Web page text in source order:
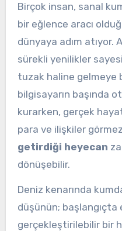
Birçok insan, sanal
bir eğlence aracı
dünyaya adım atıyor.
sürekli yenilikler
tuzak haline gelmeye
bilgisayarın başında
kurarken, gerçek
para ve ilişkiler
getirdiği heyecan
dönüşebilir.
Deniz kenarında
düşünün; başlangıçta
gerçekleştirilebilir bir